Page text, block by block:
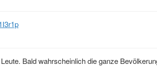
Bald wahrscheinlich die ganze